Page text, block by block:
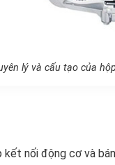
lý và cấu tạo của
nối động cơ và